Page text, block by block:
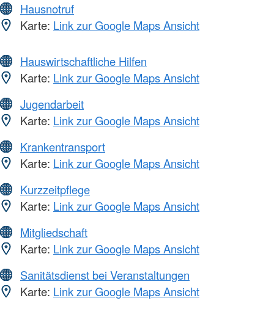
Hausnotruf
Karte: Link zur Google Maps Ansicht
Hauswirtschaftliche Hilfen
Karte: Link zur Google Maps Ansicht
Jugendarbeit
Karte: Link zur Google Maps Ansicht
Krankentransport
Karte: Link zur Google Maps Ansicht
Kurzzeitpflege
Karte: Link zur Google Maps Ansicht
Mitgliedschaft
Karte: Link zur Google Maps Ansicht
Sanitätsdienst bei Veranstaltungen
Karte: Link zur Google Maps Ansicht